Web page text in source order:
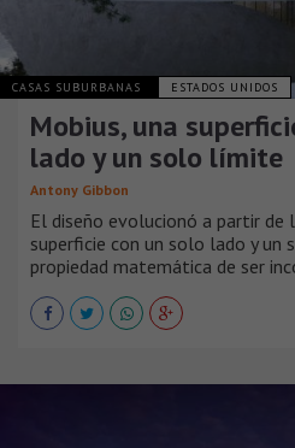
CASAS SUBURBANAS ESTADOS UNIDOS
Mobius, una
lado y un solo límite
Antony Gibbon
El diseño evolucionó a partir de
superficie con un solo lado y un
propiedad matemática de ser